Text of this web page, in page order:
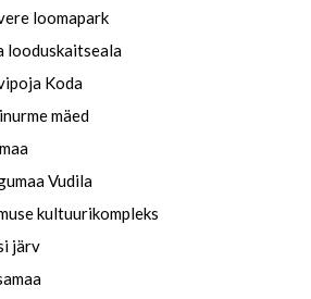
loomapark
looduskaitseala
Koda
mäed
Vudila
kultuurikompleks
järv